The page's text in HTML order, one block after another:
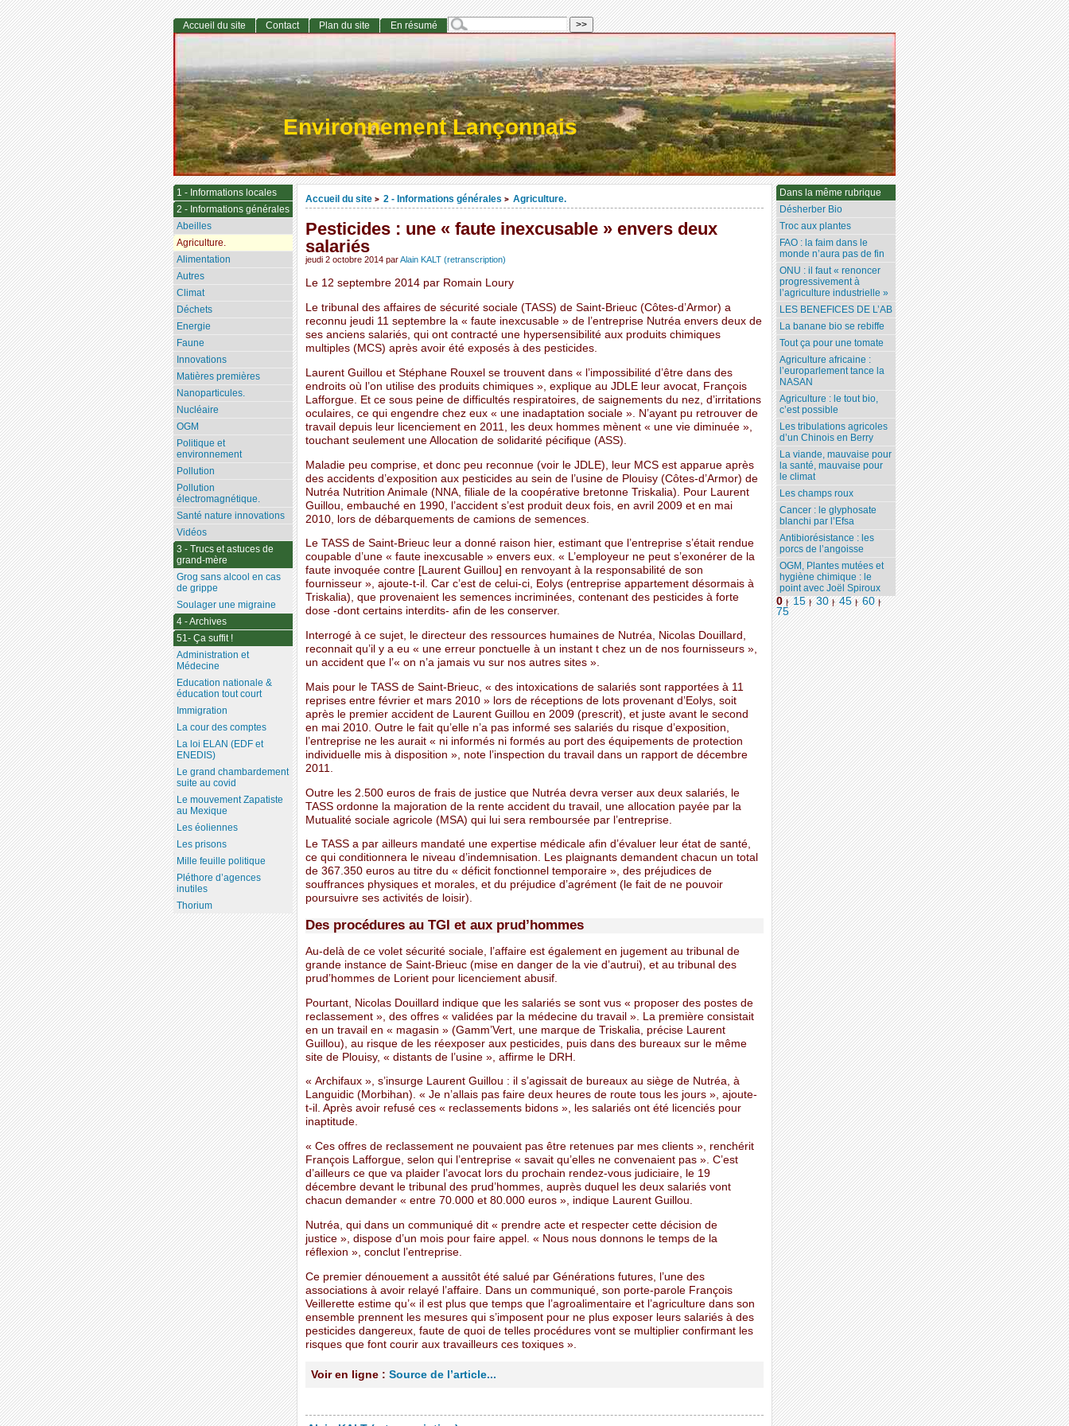
Environnement Lançonnais
Accueil du site > 2 - Informations générales > Agriculture.
Pesticides : une « faute inexcusable » envers deux
salariés
jeudi 2 octobre 2014 parAlain KALT (retranscription)
Le 12 septembre 2014 par Romain Loury
Le tribunal des affaires de sécurité sociale (TASS) de Saint-Brieuc (Côtes-d’Armor) a
reconnu jeudi 11 septembre la « faute inexcusable » de l’entreprise Nutréa envers deux de
ses anciens salariés, qui ont contracté une hypersensibilité aux produits chimiques
multiples (MCS) après avoir été exposés à des pesticides.
Laurent Guillou et Stéphane Rouxel se trouvent dans « l’impossibilité d’être dans des
endroits où l’on utilise des produits chimiques », explique au JDLE leur avocat, François
Lafforgue. Et ce sous peine de difficultés respiratoires, de saignements du nez, d’irritations
oculaires, ce qui engendre chez eux « une inadaptation sociale ». N’ayant pu retrouver de
travail depuis leur licenciement en 2011, les deux hommes mènent « une vie diminuée »,
touchant seulement une Allocation de solidarité pécifique (ASS).
Maladie peu comprise, et donc peu reconnue (voir le JDLE), leur MCS est apparue après
des accidents d’exposition aux pesticides au sein de l’usine de Plouisy (Côtes-d’Armor) de
Nutréa Nutrition Animale (NNA, filiale de la coopérative bretonne Triskalia). Pour Laurent
Guillou, embauché en 1990, l’accident s’est produit deux fois, en avril 2009 et en mai
2010, lors de débarquements de camions de semences.
Le TASS de Saint-Brieuc leur a donné raison hier, estimant que l’entreprise s’était rendue
coupable d’une « faute inexcusable » envers eux. « L’employeur ne peut s’exonérer de la
faute invoquée contre [Laurent Guillou] en renvoyant à la responsabilité de son
fournisseur », ajoute-t-il. Car c’est de celui-ci, Eolys (entreprise appartement désormais à
Triskalia), que provenaient les semences incriminées, contenant des pesticides à forte
dose -dont certains interdits- afin de les conserver.
Interrogé à ce sujet, le directeur des ressources humaines de Nutréa, Nicolas Douillard,
reconnait qu’il y a eu « une erreur ponctuelle à un instant t chez un de nos fournisseurs »,
un accident que l’« on n’a jamais vu sur nos autres sites ».
Mais pour le TASS de Saint-Brieuc, « des intoxications de salariés sont rapportées à 11
reprises entre février et mars 2010 » lors de réceptions de lots provenant d’Eolys, soit
après le premier accident de Laurent Guillou en 2009 (prescrit), et juste avant le second
en mai 2010. Outre le fait qu’elle n’a pas informé ses salariés du risque d’exposition,
l’entreprise ne les aurait « ni informés ni formés au port des équipements de protection
individuelle mis à disposition », note l’inspection du travail dans un rapport de décembre
2011.
Outre les 2.500 euros de frais de justice que Nutréa devra verser aux deux salariés, le
TASS ordonne la majoration de la rente accident du travail, une allocation payée par la
Mutualité sociale agricole (MSA) qui lui sera remboursée par l’entreprise.
Le TASS a par ailleurs mandaté une expertise médicale afin d’évaluer leur état de santé,
ce qui conditionnera le niveau d’indemnisation. Les plaignants demandent chacun un total
de 367.350 euros au titre du « déficit fonctionnel temporaire », des préjudices de
souffrances physiques et morales, et du préjudice d’agrément (le fait de ne pouvoir
poursuivre ses activités de loisir).
Des procédures au TGI et aux prud’hommes
Au-delà de ce volet sécurité sociale, l’affaire est également en jugement au tribunal de
grande instance de Saint-Brieuc (mise en danger de la vie d’autrui), et au tribunal des
prud’hommes de Lorient pour licenciement abusif.
Pourtant, Nicolas Douillard indique que les salariés se sont vus « proposer des postes de
reclassement », des offres « validées par la médecine du travail ». La première consistait
en un travail en « magasin » (Gamm’Vert, une marque de Triskalia, précise Laurent
Guillou), au risque de les réexposer aux pesticides, puis dans des bureaux sur le même
site de Plouisy, « distants de l’usine », affirme le DRH.
« Archifaux », s’insurge Laurent Guillou : il s’agissait de bureaux au siège de Nutréa, à
Languidic (Morbihan). « Je n’allais pas faire deux heures de route tous les jours », ajoute-
t-il. Après avoir refusé ces « reclassements bidons », les salariés ont été licenciés pour
inaptitude.
« Ces offres de reclassement ne pouvaient pas être retenues par mes clients », renchérit
François Lafforgue, selon qui l’entreprise « savait qu’elles ne convenaient pas ». C’est
d’ailleurs ce que va plaider l’avocat lors du prochain rendez-vous judiciaire, le 19
décembre devant le tribunal des prud’hommes, auprès duquel les deux salariés vont
chacun demander « entre 70.000 et 80.000 euros », indique Laurent Guillou.
Nutréa, qui dans un communiqué dit « prendre acte et respecter cette décision de
justice », dispose d’un mois pour faire appel. « Nous nous donnons le temps de la
réflexion », conclut l’entreprise.
Ce premier dénouement a aussitôt été salué par Générations futures, l’une des
associations à avoir relayé l’affaire. Dans un communiqué, son porte-parole François
Veillerette estime qu’« il est plus que temps que l’agroalimentaire et l’agriculture dans son
ensemble prennent les mesures qui s’imposent pour ne plus exposer leurs salariés à des
pesticides dangereux, faute de quoi de telles procédures vont se multiplier confirmant les
risques que font courir aux travailleurs ces toxiques ».
Voir en ligne : Source de l’article...
Dans la même rubrique
Désherber Bio
Troc aux plantes
FAO : la faim dans le
monde n’aura pas de fin
ONU : il faut « renoncer
progressivement à
l’agriculture industrielle »
LES BENEFICES DE L’AB
La banane bio se rebiffe
Tout ça pour une tomate
Agriculture africaine :
l’europarlement tance la
NASAN
Agriculture : le tout bio,
c’est possible
Les tribulations agricoles
d’un Chinois en Berry
La viande, mauvaise pour
la santé, mauvaise pour
le climat
Les champs roux
Cancer : le glyphosate
blanchi par l’Efsa
Antibiorésistance : les
porcs de l’angoisse
OGM, Plantes mutées et
hygiène chimique : le
point avec Joël Spiroux
0 | 15 | 30 | 45 | 60 |
75
Accueil du site Contact Plan du site En résumé
1 - Informations locales
2 - Informations générales
Abeilles
Agriculture.
Alimentation
Autres
Climat
Déchets
Energie
Faune
Innovations
Matières premières
Nanoparticules.
Nucléaire
OGM
Politique et
environnement
Pollution
Pollution
électromagnétique.
Santé nature innovations
Vidéos
3 - Trucs et astuces de
grand-mère
Grog sans alcool en cas
de grippe
Soulager une migraine
4 - Archives
51- Ça suffit !
Administration et
Médecine
Education nationale &
éducation tout court
Immigration
La cour des comptes
La loi ELAN (EDF et
ENEDIS)
Le grand chambardement
suite au covid
Le mouvement Zapatiste
au Mexique
Les éoliennes
Les prisons
Mille feuille politique
Pléthore d’agences
inutiles
Thorium